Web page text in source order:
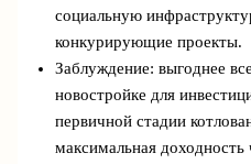
социальную
конкурирующие проекты.
Заблуждение: выгоднее
новостройке для
первичной стадии
максимальная доходность